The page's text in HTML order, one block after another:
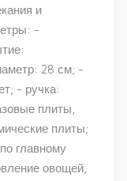
и
-
28 см; -
- ручка:
плиты,
плиты;
главному
овощей,